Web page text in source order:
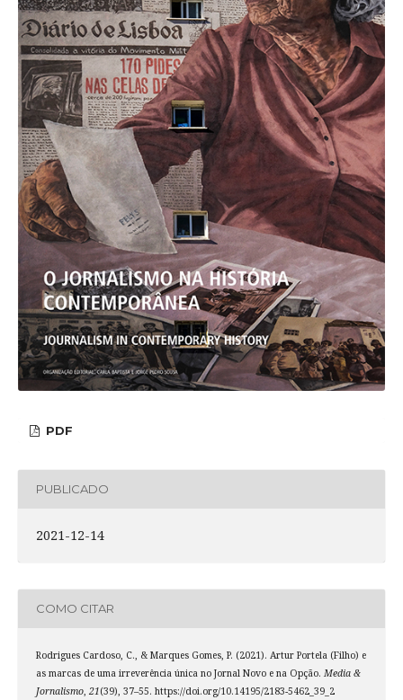
PDF
PUBLICADO
2021-12-14
COMO CITAR
Rodrigues Cardoso, C., & Marques Gomes, P. (2021). Artur Portela (Filho) e
as marcas de uma irreverência única no Jornal Novo e na Opção. Media &
Jornalismo, 21(39), 37–55. https://doi.org/10.14195/2183-5462_39_2